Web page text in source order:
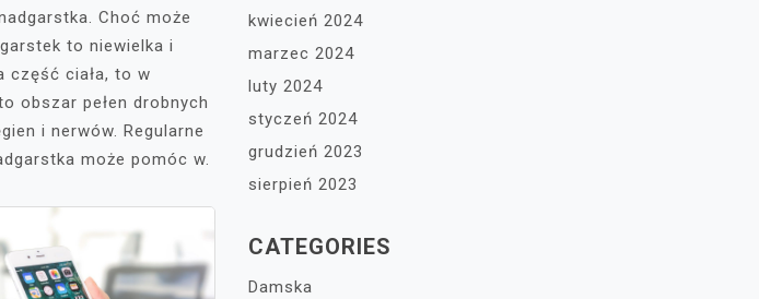
Choć może
to niewielka i
część ciała, to w
obszar pełen drobnych
i nerwów. Regularne
może pomóc w.
kwiecień 2024
marzec 2024
luty 2024
styczeń 2024
grudzień 2023
sierpień 2023
CATEGORIES
Damska